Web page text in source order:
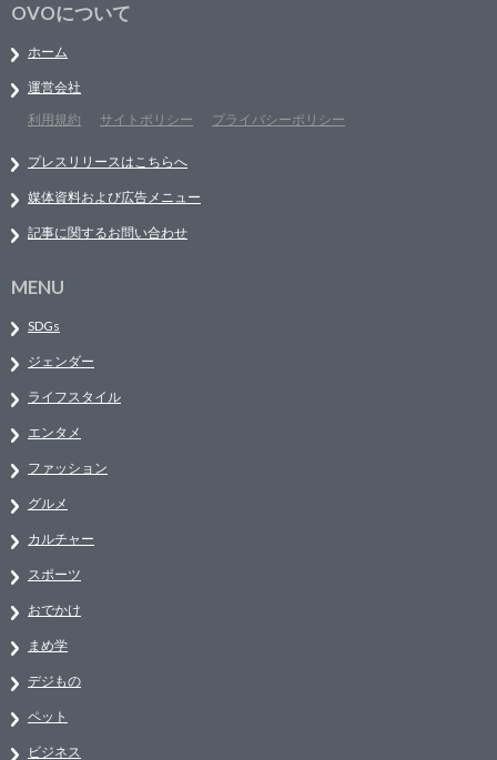
OVOについて
ホーム
運営会社
利用規約
サイトポリシー プライバシーポリシー
プレスリリースはこちらへ
媒体資料および広告メニュー
記事に関するお問い合わせ
MENU
SDGs
ジェンダー
ライフスタイル
エンタメ
ファッション
グルメ
カルチャー
スポーツ
おでかけ
まめ学
デジもの
ペット
ビジネス